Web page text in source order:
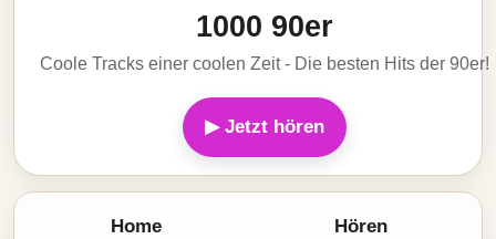
1000 90er
Coole Tracks einer coolen Zeit - Die besten Hits der 90er!
▶ Jetzt hören
Home Hören